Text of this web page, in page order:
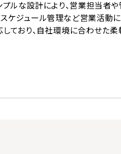
ルな設計により、営業担当者
ケジュール管理など営業活動
ており、自社環境に合わせた柔